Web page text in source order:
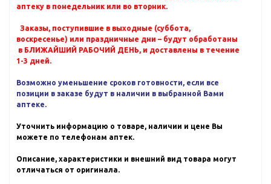
аптеку в понедельник или во вторник.
Заказы, поступившие в выходные (суббота,
воскресенье) или праздничные дни – будут обработаны
в БЛИЖАЙШИЙ РАБОЧИЙ ДЕНЬ, и доставлены в течение
1-3 дней.
Возможно уменьшение сроков готовности, если все
позиции в заказе будут в наличии в выбранной Вами
аптеке.
Уточнить информацию о товаре, наличии и цене Вы
можете по телефонам аптек.
Описание, характеристики и внешний вид товара могут
отличаться от оригинала.